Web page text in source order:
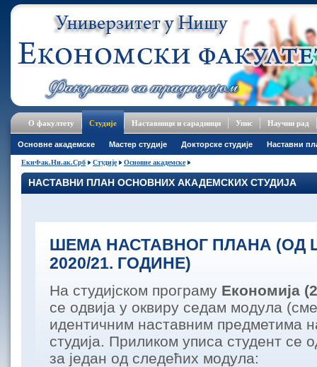
О факултету Студије Наставници и сарадници Упис Научни рад
Основне академске Мастер студије Докторске студије Наставни
ЕкнФак.Ни.ак.Срб Студије Основне академске
НАСТАВНИ ПЛАН ОСНОВНИХ АКАДЕМСКИХ СТУДИЈА
ШЕМА НАСТАВНОГ ПЛАНА (ОД
2020/21. ГОДИНЕ)
На студијском програму Економија
се одвија у оквиру седам модула
идентичним наставним предметима
студија. Приликом уписа студент се
за један од следећих модула: